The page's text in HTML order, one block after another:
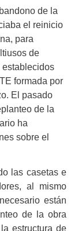
de la
el reinicio
para
de
establecidos
formada por
El pasado
de la
ha
sobre el
las casetas e
al mismo
están
de la obra
estructura de